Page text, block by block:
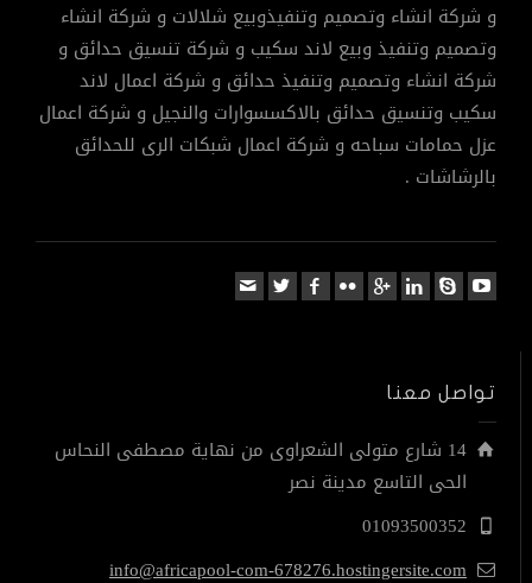
و شركة انشاء وتصميم وتنفيذوبيع شلالات و شركة انشاء
وتصميم وتنفيذ وبيع لاند سكيب و شركة تنسيق حدائق و
شركة انشاء وتصميم وتنفيذ حدائق و شركة اعمال لاند
سكيب وتنسيق حدائق بالاكسسوارات والنجيل و شركة اعمال
عزل حمامات سباحه و شركة اعمال شبكات الرى للحدائق
بالرشاشات .
تواصل معنا
14 شارع متولى الشعراوى من نهاية مصطفى النحاس
الحى التاسع مدينة نصر
01093500352
info@africapool-com-678276.hostingersite.com